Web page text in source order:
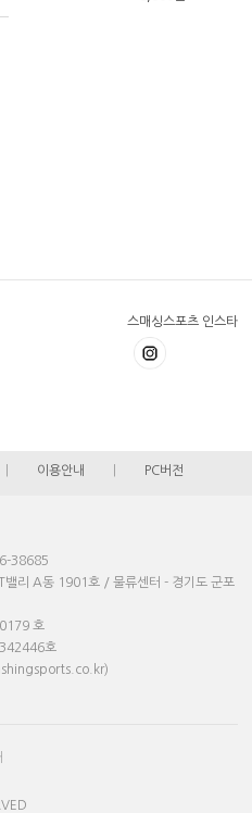
스매싱스포츠 인스타
이용안내 PC버전
38685
밸리 A동 1901호 / 물류센터 - 경기도 군포
호
호